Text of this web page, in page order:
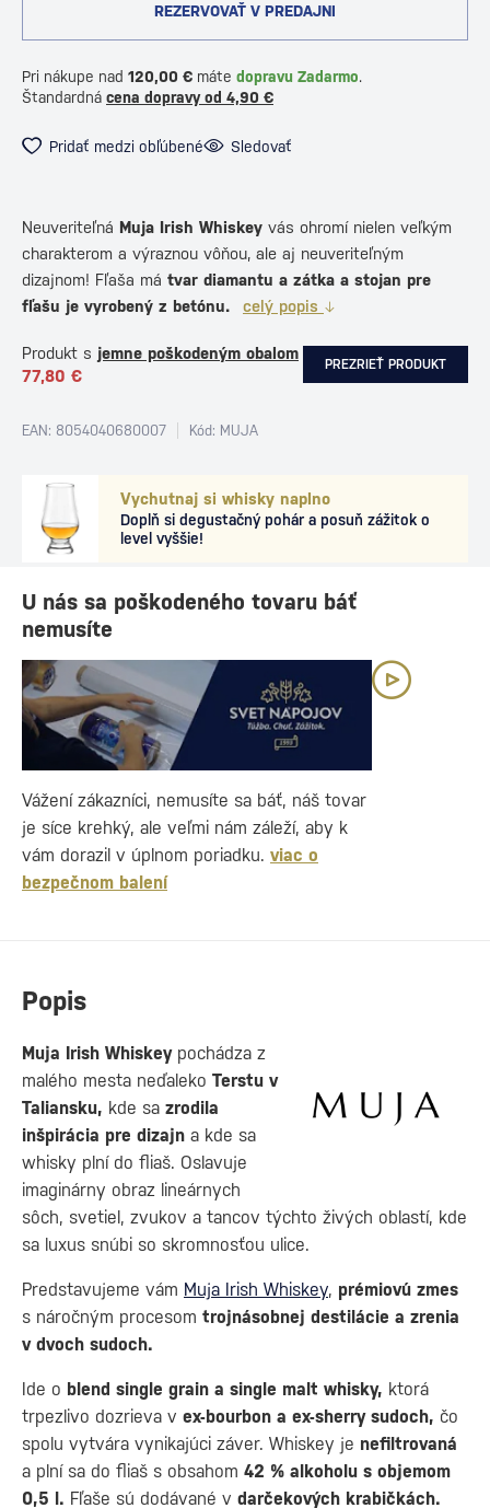
REZERVOVAŤ V PREDAJNI
Pri nákupe nad 120,00 € máte dopravu Zadarmo.
Štandardná cena dopravy od 4,90 €
Pridať medzi obľúbené Sledovať
Vychutnaj si whisky naplno
Doplň si degustačný pohár a posuň zážitok o
level vyššie!
Produkt s jemne poškodeným obalom
77,80 €
PREZRIEŤ PRODUKT
Neuveriteľná Muja Irish Whiskey vás ohromí nielen veľkým
charakterom a výraznou vôňou, ale aj neuveriteľným
dizajnom! Fľaša má tvar diamantu a zátka a stojan pre
fľašu je vyrobený z betónu.
celý popis
EAN: 8054040680007 Kód: MUJA
Popis
Muja Irish Whiskeypochádza z
malého mesta neďaleko Terstu v
Taliansku, kde sa zrodila
inšpirácia pre dizajn a kde sa
whisky plní do fliaš. Oslavuje
imaginárny obraz lineárnych
sôch, svetiel, zvukov a tancov týchto živých oblastí, kde
sa luxus snúbi so skromnosťou ulice.
Predstavujeme vám Muja Irish Whiskey, prémiovú zmes
s náročným procesom trojnásobnej destilácie a zrenia
v dvoch sudoch.
Ide o blend single grain a single malt whisky, ktorá
trpezlivo dozrieva v ex-bourbon a ex-sherry sudoch, čo
spolu vytvára vynikajúci záver. Whiskey je nefiltrovaná
a plní sa do fliaš s obsahom 42 % alkoholu s objemom
0,5 l. Fľaše sú dodávané v darčekových krabičkách.
U nás sa poškodeného tovaru báť
nemusíte
Vážení zákazníci, nemusíte sa báť, náš tovar
je síce krehký, ale veľmi nám záleží, aby k
vám dorazil v úplnom poriadku. viac o
bezpečnom balení